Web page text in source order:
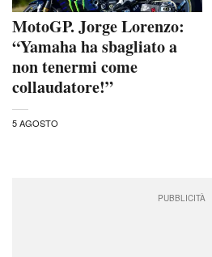
MotoGP. Jorge Lorenzo:
“Yamaha ha sbagliato a
non tenermi come
collaudatore!”
5 AGOSTO
PUBBLICITÀ